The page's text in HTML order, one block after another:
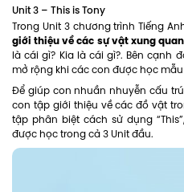
Unit 3 – This is Tony
Trong Unit 3 chương trình Tiếng
giới thiệu về các sự vật xung
là cái gì? Kia là cái gì?. Bên cạnh
mở rộng khi các con được học
Để giúp con nhuần nhuyễn cấu
con tập giới thiệu về các đồ vật
tập phân biệt cách sử dụng
được học trong cả 3 Unit đầu.